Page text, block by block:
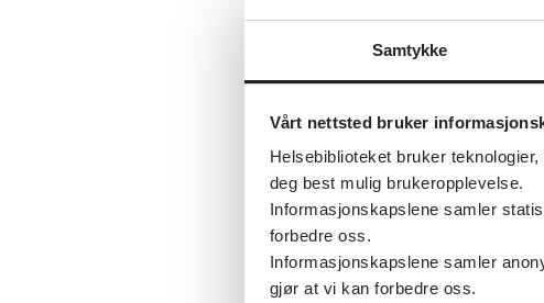
Samtykke
Vårt nettsted bruker
Helsebiblioteket bruker
deg best mulig brukeropplevelse.
Informasjonskapslene samler
forbedre oss.
Informasjonskapslene samler
gjør at vi kan forbedre oss.
Resultatene
samlede
reduksjon i
kvalitet på
problemer) og